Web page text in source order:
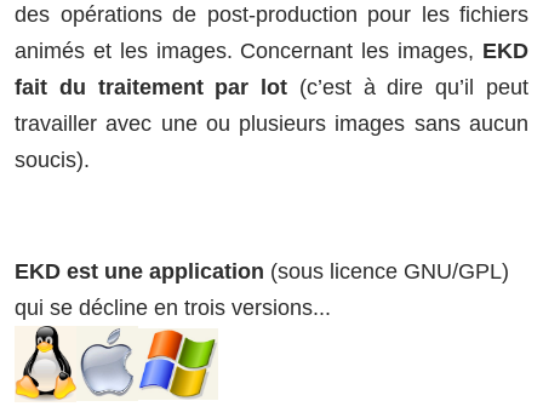
des opérations de post-production pour les fichiers
animés et les images. Concernant les images, EKD
fait du traitement par lot (c’est à dire qu’il peut
travailler avec une ou plusieurs images sans aucun
soucis).
EKD est une application (sous licence GNU/GPL)
qui se décline en trois versions...